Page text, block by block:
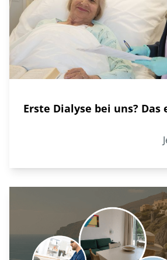
Erste Dialyse bei uns? Das